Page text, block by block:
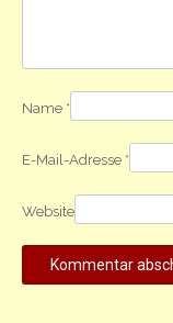
Name *
E-Mail-Adresse *
Website